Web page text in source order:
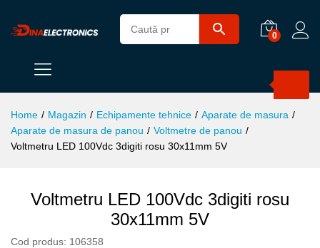
0
Home / Magazin / Echipamente tehnice / Aparate de masura /
Aparate de masura de panou / Voltmetre de panou /
Voltmetru LED 100Vdc 3digiti rosu 30x11mm 5V
Voltmetru LED 100Vdc 3digiti rosu
30x11mm 5V
Cod produs: 106358